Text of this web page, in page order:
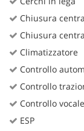
Chiusura
Chiusura
Climatizzatore
Controllo
Controllo
Controllo vocale
ESP